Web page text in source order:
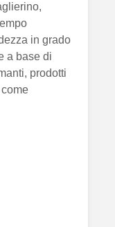
in grado
a base di
prodotti